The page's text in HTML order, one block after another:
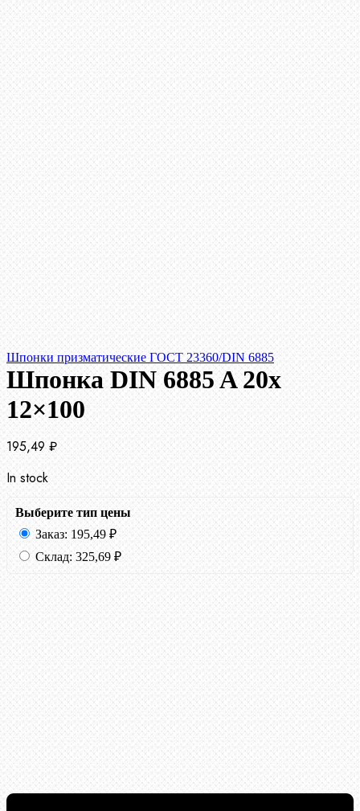
Шпонки призматические ГОСТ 23360/DIN 6885
Шпонка DIN 6885 A 20x
12×100
195,49 ₽
In stock
Выберите тип цены
Заказ: 195,49 ₽
Склад: 325,69 ₽